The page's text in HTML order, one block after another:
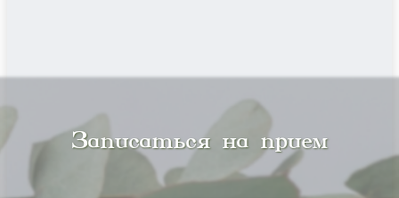
Записаться на прием